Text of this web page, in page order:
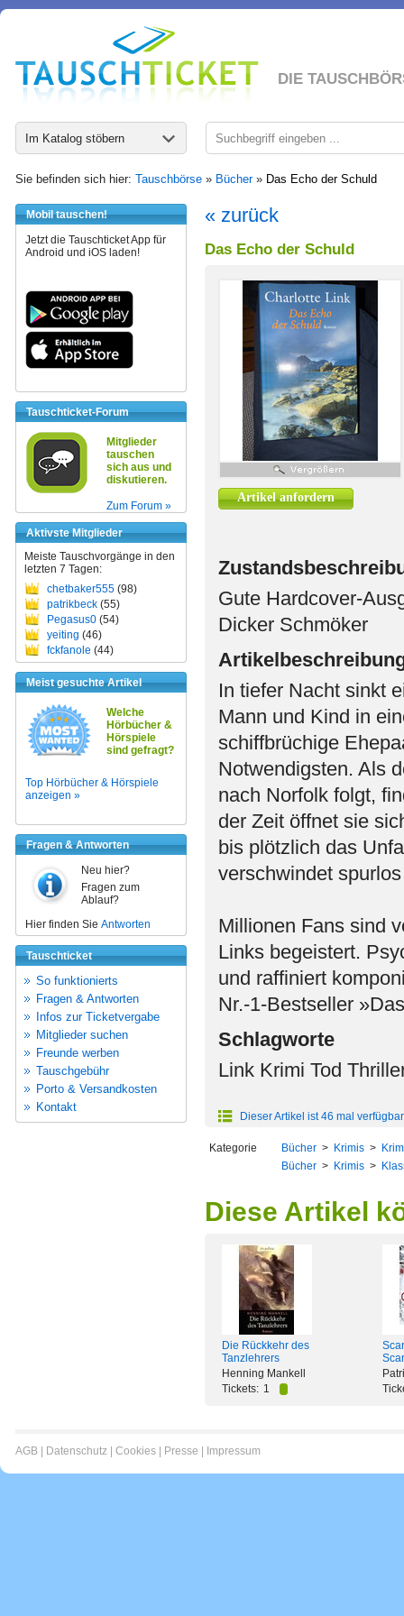
DIE
Im Katalog stöbern
Sie befinden sich hier: Tauschbörse » Bücher» Das Echo der Schuld
Mobil tauschen!
Jetzt die Tauschticket App für
Android und iOS laden!
Tauschticket-Forum
Mitglieder
tauschen
sich aus und
diskutieren.
Zum Forum »
Aktivste Mitglieder
Meiste Tauschvorgänge in den
letzten 7 Tagen:
chetbaker555 (98)
patrikbeck (55)
Pegasus0 (54)
yeiting (46)
fckfanole (44)
Meist gesuchte Artikel
Welche
Hörbücher &
Hörspiele
sind gefragt?
Top Hörbücher & Hörspiele
anzeigen »
Fragen & Antworten
Neu hier?
Fragen zum
Ablauf?
Hier finden Sie Antworten
Tauschticket
So funktionierts
Fragen & Antworten
Infos zur Ticketvergabe
Mitglieder suchen
Freunde werben
Tauschgebühr
Porto & Versandkosten
Kontakt
« zurück
Das Echo der Schuld
Artikel anfordern
Gute Hardcover-
Dicker Schmöker
In tiefer Nacht sinkt
Mann und Kind in
schiffbrüchige
Notwendigsten. Als
nach Norfolk folgt,
der Zeit öffnet sie
bis plötzlich das
verschwindet spurlos
Millionen Fans sind
Links begeistert.
und raffiniert
Nr.-1-Bestseller
Schlagworte
Link Krimi Tod
Dieser Artikel ist 46 mal verfügbar
Kategorie Bücher > Krimis >
Bücher > Krimis >
Diese Artikel
Die Rückkehr des
Tanzlehrers
Henning Mankell
Tickets: 1
AGB Datenschutz Cookies Presse Impressum